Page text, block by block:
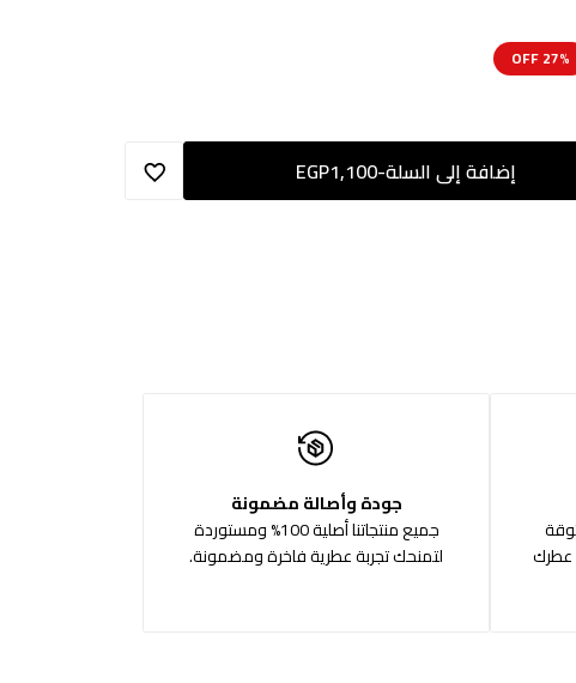
27% OFF
إضافة إلى السلة-
EGP1,100
عطرك
جودة وأصالة مضمونة
جميع منتجاتنا أصلية 100% ومستوردة
لتمنحك تجربة عطرية فاخرة ومضمونة.